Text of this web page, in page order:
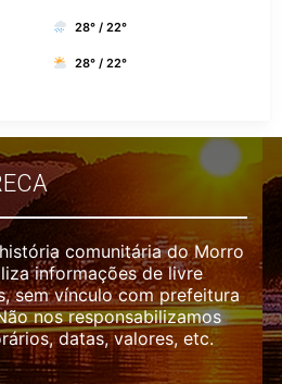
28° / 22°
28° / 22°
comunitária do Morro
informações de livre
sem vínculo com prefeitura
nos responsabilizamos
datas, valores, etc.